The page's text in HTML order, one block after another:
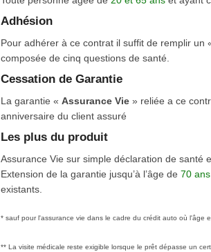
Adhésion
Pour adhérer à ce contrat il suffit de remplir un
composée de cinq questions de santé.
Cessation de Garantie
La garantie « Assurance Vie » reliée a ce
anniversaire du client assuré
Les plus du produit
Assurance Vie sur simple déclaration de santé
Extension de la garantie jusqu’à l’âge de 70 ans
existants.
* sauf pour l'assurance vie dans le cadre du crédit auto où l'âge
** La visite médicale reste exigible lorsque le prêt dépasse un